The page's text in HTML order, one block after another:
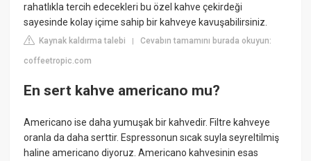
rahatlıkla tercih edecekleri bu özel kahve çekirdeği
sayesinde kolay içime sahip bir kahveye kavuşabilirsiniz.
Kaynak kaldırma talebi |Cevabın tamamını burada okuyun:
coffeetropic.com
En sert kahve americano mu?
Americano ise daha yumuşak bir kahvedir. Filtre kahveye
oranla da daha serttir. Espressonun sıcak suyla seyreltilmiş
haline americano diyoruz. Americano kahvesinin esas